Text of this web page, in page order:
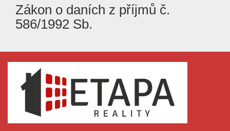
Zákon o daních z příjmů č.
586/1992 Sb.